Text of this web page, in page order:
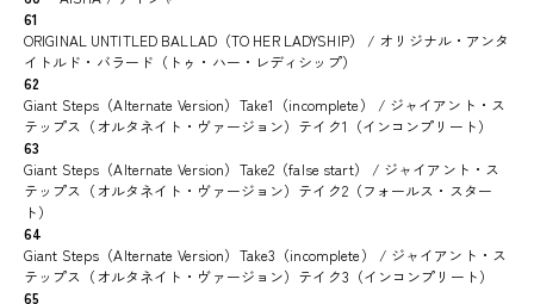
61
ORIGINAL UNTITLED BALLAD（TO HER LADYSHIP） / オリジナル・アンタ
イトルド・バラード（トゥ・ハー・レディシップ）
62
Giant Steps（Alternate Version）Take1（incomplete） / ジャイアント・ス
テップス（オルタネイト・ヴァージョン）テイク1（インコンプリート）
63
Giant Steps（Alternate Version）Take2（false start） / ジャイアント・ス
テップス（オルタネイト・ヴァージョン）テイク2（フォールス・スター
ト）
64
Giant Steps（Alternate Version）Take3（incomplete） / ジャイアント・ス
テップス（オルタネイト・ヴァージョン）テイク3（インコンプリート）
65